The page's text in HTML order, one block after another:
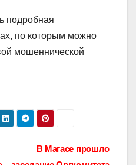
подробная
по которым можно
мошеннической
В Магасе прошло